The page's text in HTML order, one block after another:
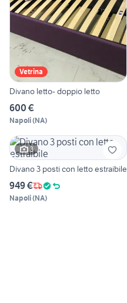
Vetrina
Divano letto- doppio letto
600 €
Napoli(NA)
3
Divano 3 posti con letto estraibile
949 €
Napoli(NA)